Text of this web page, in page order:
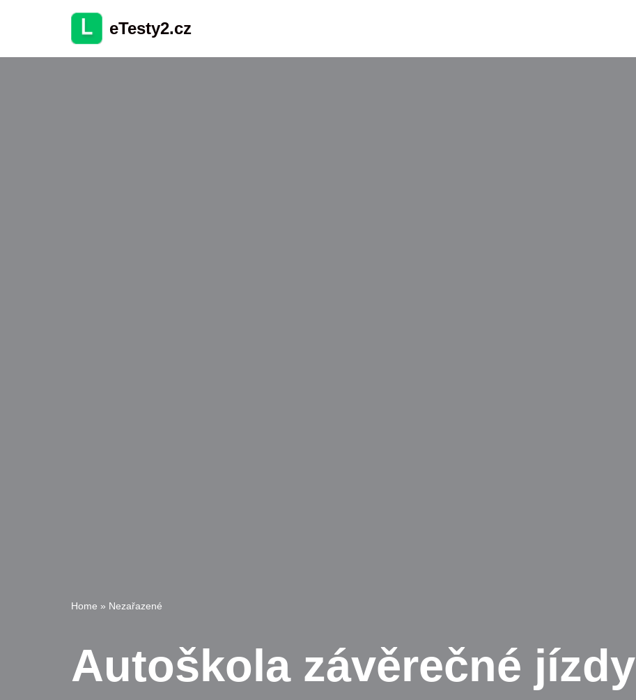
na
eTesty2.cz
Home » Nezařazené
Autoškola závěrečné jízdy